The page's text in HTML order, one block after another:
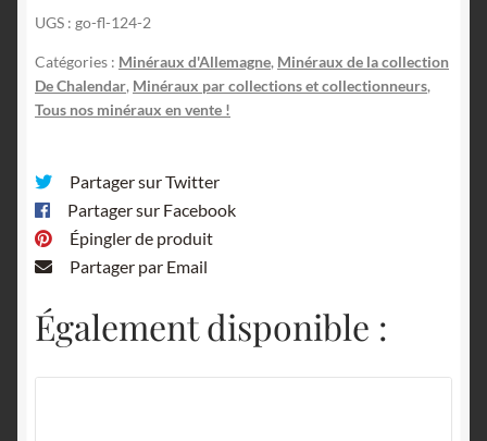
UGS : go-fl-124-2
Catégories : Minéraux d'Allemagne, Minéraux de la collection
De Chalendar, Minéraux par collections et collectionneurs,
Tous nos minéraux en vente !
Partager sur Twitter
Partager sur Facebook
Épingler de produit
Partager par Email
Également disponible :